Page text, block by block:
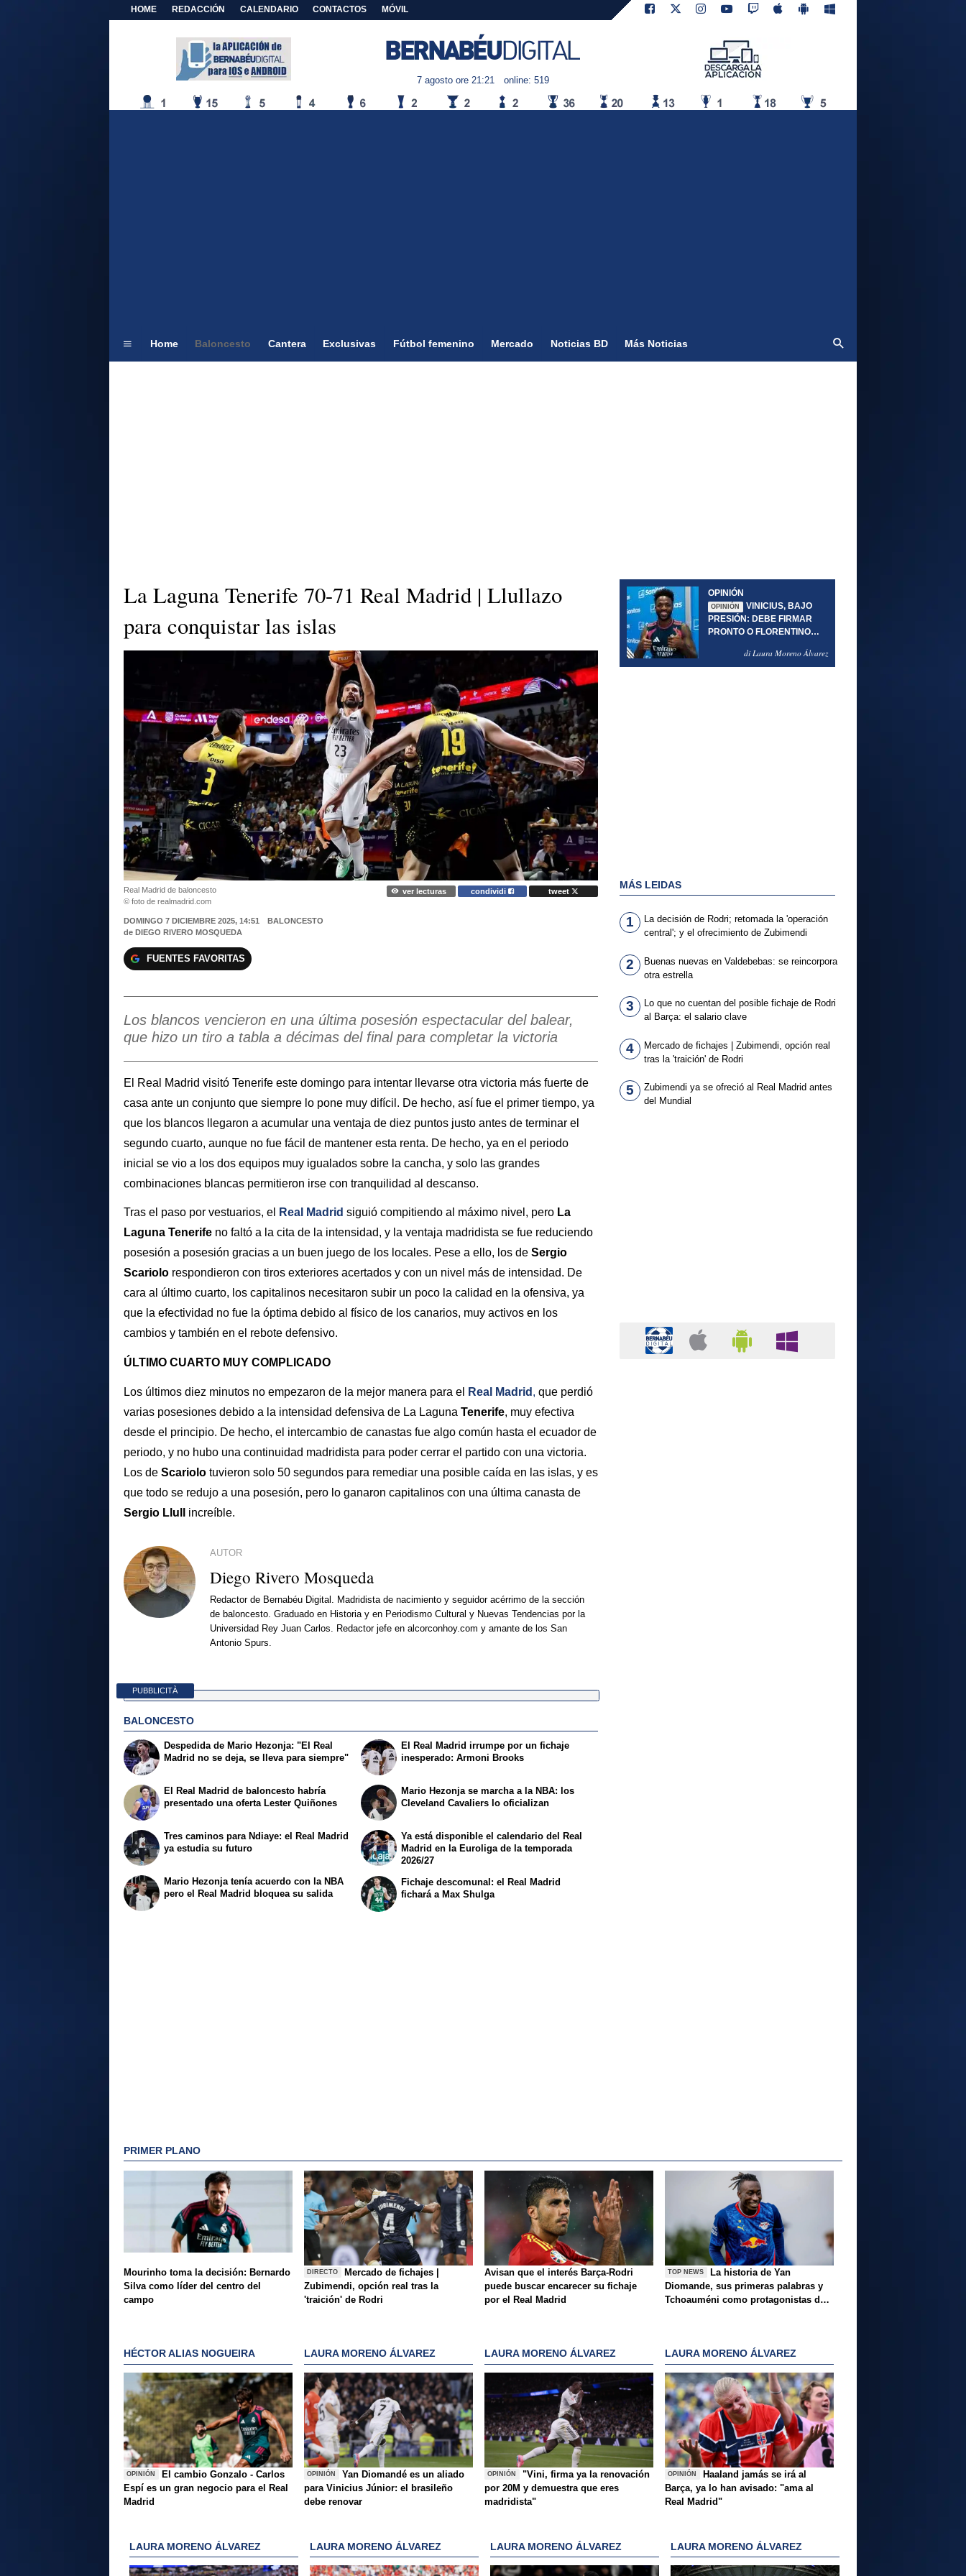
HOME REDACCIÓN CALENDARIO CONTACTOS MÓVIL
7 agosto ore 21:21 online: 519
Home Baloncesto Cantera Exclusivas Fútbol femenino Mercado Noticias BD Más Noticias
La Laguna Tenerife 70-71 Real Madrid | Llullazo
para conquistar las islas
Real Madrid de baloncesto
© foto de realmadrid.com
ver lecturas condividi tweet
DOMINGO 7 DICIEMBRE 2025, 14:51
BALONCESTO
de DIEGO RIVERO MOSQUEDA
FUENTES FAVORITAS
Los blancos vencieron en una última posesión espectacular del balear,
que hizo un tiro a tabla a décimas del final para completar la victoria
El Real Madrid visitó Tenerife este domingo para intentar llevarse otra victoria más fuerte de
casa ante un conjunto que siempre lo pone muy difícil. De hecho, así fue el primer tiempo, ya
que los blancos llegaron a acumular una ventaja de diez puntos justo antes de terminar el
segundo cuarto, aunque no fue fácil de mantener esta renta. De hecho, ya en el periodo
inicial se vio a los dos equipos muy igualados sobre la cancha, y solo las grandes
combinaciones blancas permitieron irse con tranquilidad al descanso.
Tras el paso por vestuarios, el Real Madrid siguió compitiendo al máximo nivel, pero La
Laguna Tenerife no faltó a la cita de la intensidad, y la ventaja madridista se fue reduciendo
posesión a posesión gracias a un buen juego de los locales. Pese a ello, los de Sergio
Scariolo respondieron con tiros exteriores acertados y con un nivel más de intensidad. De
cara al último cuarto, los capitalinos necesitaron subir un poco la calidad en la ofensiva, ya
que la efectividad no fue la óptima debido al físico de los canarios, muy activos en los
cambios y también en el rebote defensivo.
ÚLTIMO CUARTO MUY COMPLICADO
Los últimos diez minutos no empezaron de la mejor manera para el Real Madrid , que perdió
varias posesiones debido a la intensidad defensiva de La Laguna Tenerife, muy efectiva
desde el principio. De hecho, el intercambio de canastas fue algo común hasta el ecuador de
periodo, y no hubo una continuidad madridista para poder cerrar el partido con una victoria.
Los de Scariolo tuvieron solo 50 segundos para remediar una posible caída en las islas, y es
que todo se redujo a una posesión, pero lo ganaron capitalinos con una última canasta de
Sergio Llull increíble.
AUTOR
Diego Rivero Mosqueda
Redactor de Bernabéu Digital. Madridista de nacimiento y seguidor acérrimo de la sección
de baloncesto. Graduado en Historia y en Periodismo Cultural y Nuevas Tendencias por la
Universidad Rey Juan Carlos. Redactor jefe en alcorconhoy.com y amante de los San
Antonio Spurs.
PUBBLICITÀ
BALONCESTO
Despedida de Mario Hezonja: "El Real
Madrid no se deja, se lleva para siempre"
El Real Madrid de baloncesto habría
presentado una oferta Lester Quiñones
El Real Madrid irrumpe por un fichaje
inesperado: Armoni Brooks
Mario Hezonja se marcha a la NBA: los
Cleveland Cavaliers lo oficializan
Tres caminos para Ndiaye: el Real Madrid
ya estudia su futuro
Mario Hezonja tenía acuerdo con la NBA
pero el Real Madrid bloquea su salida
Ya está disponible el calendario del Real
Madrid en la Euroliga de la temporada
2026/27
Fichaje descomunal: el Real Madrid
fichará a Max Shulga
OPINIÓN
OPINIÓN
VINICIUS, BAJO
PRESIÓN: DEBE FIRMAR
PRONTO O FLORENTINO
di Laura Moreno Álvarez
MÁS LEIDAS
1
La decisión de Rodri; retomada la 'operación
central'; y el ofrecimiento de Zubimendi
2
Buenas nuevas en Valdebebas: se reincorpora
otra estrella
3
Lo que no cuentan del posible fichaje de Rodri
al Barça: el salario clave
4
Mercado de fichajes | Zubimendi, opción real
tras la 'traición' de Rodri
5
Zubimendi ya se ofreció al Real Madrid antes
del Mundial
PRIMER PLANO
Mourinho toma la decisión: Bernardo
Silva como líder del centro del
campo
DIRECTO
Mercado de fichajes |
Zubimendi, opción real tras la
'traición' de Rodri
Avisan que el interés Barça-Rodri
puede buscar encarecer su fichaje
por el Real Madrid
TOP NEWS
La historia de Yan
Diomande, sus primeras palabras y
Tchoauméni como protagonistas de
HÉCTOR ALIAS NOGUEIRA
OPINIÓN
El cambio Gonzalo - Carlos
Espí es un gran negocio para el Real
Madrid
LAURA MORENO ÁLVAREZ
OPINIÓN
Yan Diomandé es un aliado
para Vinicius Júnior: el brasileño
debe renovar
LAURA MORENO ÁLVAREZ
OPINIÓN
"Vini, firma ya la renovación
por 20M y demuestra que eres
madridista"
LAURA MORENO ÁLVAREZ
OPINIÓN
Haaland jamás se irá al
Barça, ya lo han avisado: "ama al
Real Madrid"
LAURA MORENO ÁLVAREZ LAURA MORENO ÁLVAREZ LAURA MORENO ÁLVAREZ LAURA MORENO ÁLVAREZ